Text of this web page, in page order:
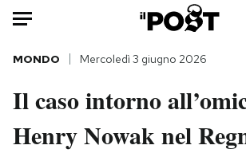
Auto
HOME
Italia
Moda
MONDO Mercoledì 3 giugno 2026
Il caso intorno
Henry Nowak nel